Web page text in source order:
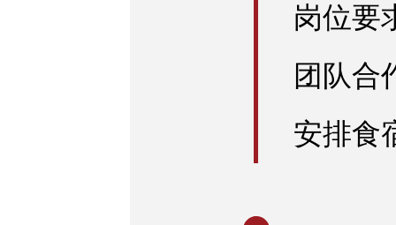
岗位要
团队合
安排食